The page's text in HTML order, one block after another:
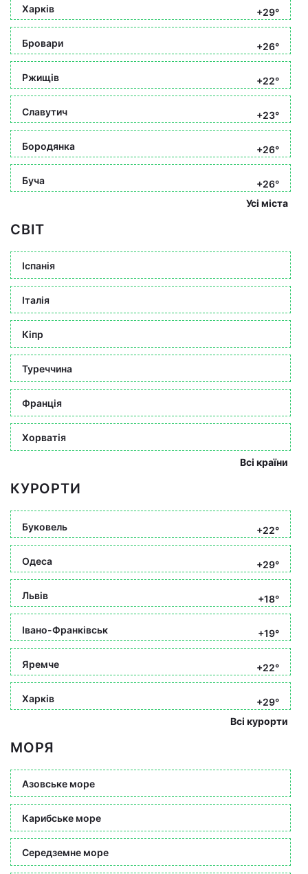
Харків +29°
Бровари +26°
Ржищів +22°
Славутич +23°
Бородянка +26°
Буча
+26°
Усі міста
СВІТ
Іспанія
Італія
Кіпр
Туреччина
Франція
Хорватія
Всі країни
КУРОРТИ
Буковель +22°
Одеса +29°
Львів +18°
Івано-Франківськ +19°
Яремче +22°
Харків
+29°
Всі курорти
МОРЯ
Азовське море
Карибське море
Середземне море